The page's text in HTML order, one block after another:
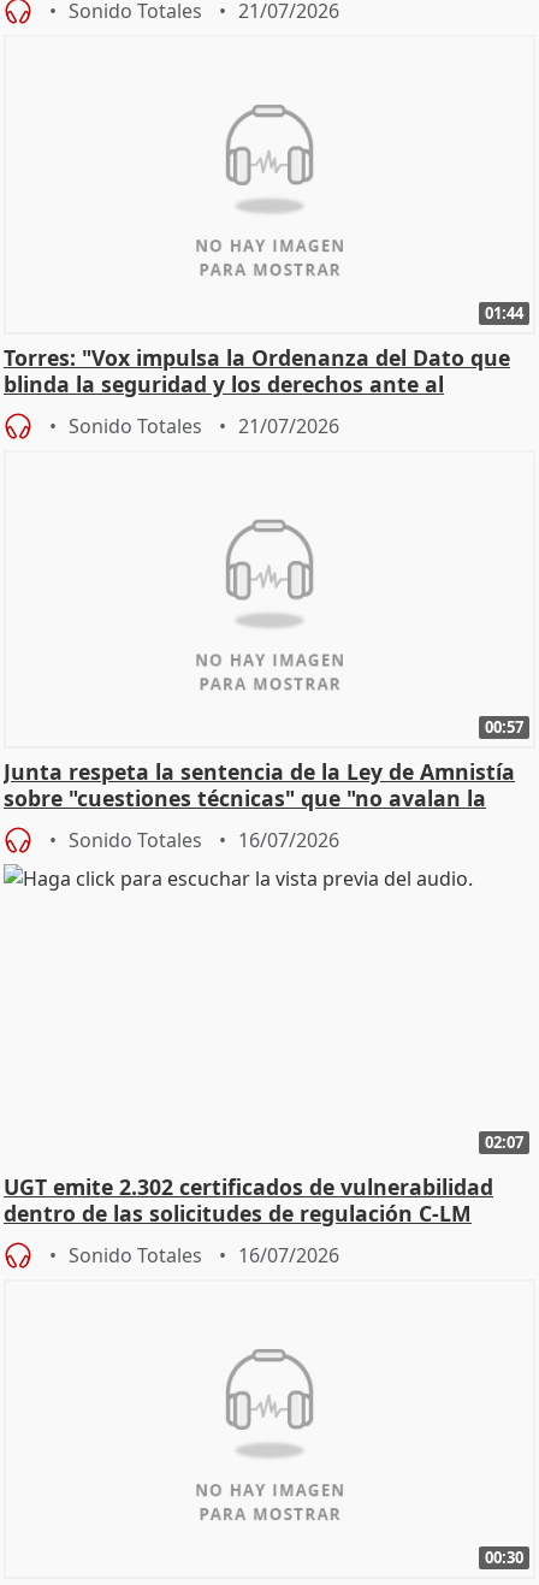
Sonido Totales 21/07/2026
01:44
Torres: "Vox impulsa la Ordenanza del Dato que
blinda la seguridad y los derechos ante al
control"
Sonido Totales 21/07/2026
00:57
Junta respeta la sentencia de la Ley de Amnistía
sobre "cuestiones técnicas" que "no avalan la
const
Sonido Totales 16/07/2026
02:07
UGT emite 2.302 certificados de vulnerabilidad
dentro de las solicitudes de regulación C-LM
Sonido Totales 16/07/2026
00:30